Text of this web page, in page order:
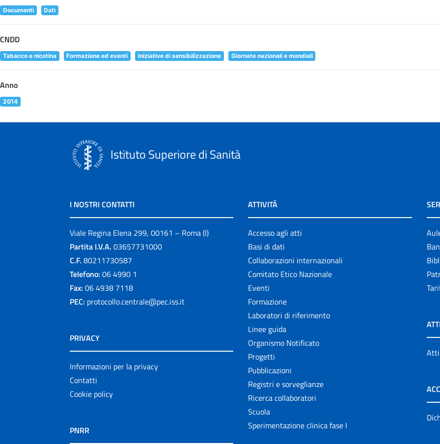
Documenti Dati
CNDD
Tabacco e nicotina Formazione ed eventi Iniziative di sensibilizzazione Giornate nazionali e mondiali
Anno
2014
Istituto Superiore di Sanità
I NOSTRI CONTATTI
Viale Regina Elena 299, 00161 – Roma (I)
Partita I.V.A. 03657731000
C.F. 80211730587
Telefono: 06 4990 1
Fax: 06 4938 7118
PEC: protocollo.centrale@pec.iss.it
PRIVACY
Informazioni per la privacy
Contatti
Cookie policy
PNRR
ATTIVITÀ
Accesso agli atti
Basi di dati
Collaborazioni internazionali
Comitato Etico Nazionale
Eventi
Formazione
Laboratori di riferimento
Linee guida
Organismo Notificato
Progetti
Pubblicazioni
Registri e sorveglianze
Ricerca collaboratori
Scuola
Sperimentazione clinica fase I
Atti